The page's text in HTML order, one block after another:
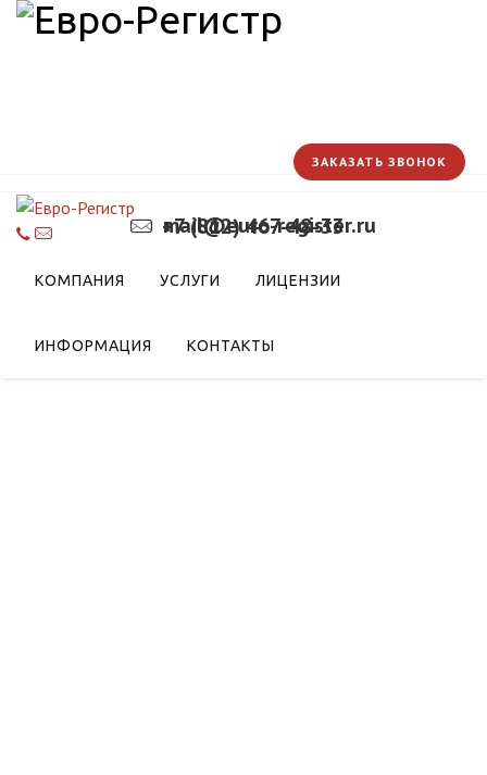
+7 (812) 467-48-33
mail@euro-register.ru
ЗАКАЗАТЬ ЗВОНОК
КОМПАНИЯ УСЛУГИ ЛИЦЕНЗИИ
ИНФОРМАЦИЯ КОНТАКТЫ